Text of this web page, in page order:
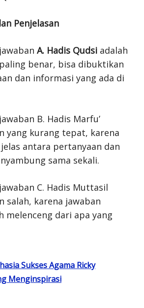
Penjelasan
A. Hadis Qudsi adalah
benar, bisa dibuktikan
dan informasi yang ada di
B. Hadis Marfu’
yang kurang tepat, karena
antara pertanyaan dan
sama sekali.
C. Hadis Muttasil
salah, karena jawaban
melenceng dari apa yang
Sukses Agama Ricky
Menginspirasi